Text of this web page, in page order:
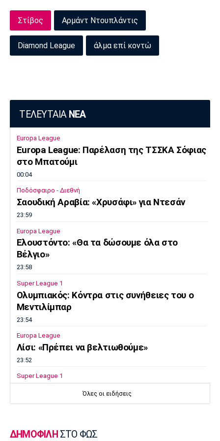
Πόρτο Μπενφίκα
Στίβος Αρμάντ Ντουπλάντις
Diamond League άλμα επί κοντώ
ΤΕΛΕΥΤΑΙΑ ΝΕΑ
Europa League
Europa League: Παρέλαση της ΤΣΣΚΑ Σόφιας
στο Μπατούμι
00:04
Ποδόσφαιρο - Διεθνή
Σαουδική Αραβία: «Χρυσάφι» για Ντεσάν
23:59
Europa League
Ελουστόντο: «Θα τα δώσουμε όλα στο
Βέλγιο»
23:58
Super League 1
Ολυμπιακός: Κόντρα στις συνήθειες του ο
Μεντιλίμπαρ
23:54
Europa League
Λίσι: «Πρέπει να βελτιωθούμε»
23:52
Super League 1
Επιστρέφει αύριο στη Θεσσαλονίκη ο
Όλες οι ειδήσεις
ΔΗΜΟΦΙΛΗ ΣΤΟ ΦΩΣ